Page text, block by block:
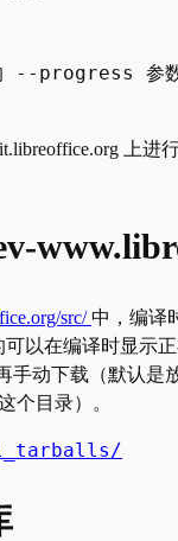
参数的
上
src/中，编译
以在编译时显示
动下载（默认是
个目录）。